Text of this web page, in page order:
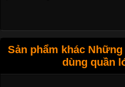
Sản phẩm khác
dùng quần